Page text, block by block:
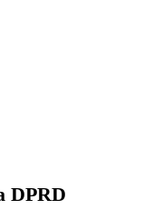
DPRD